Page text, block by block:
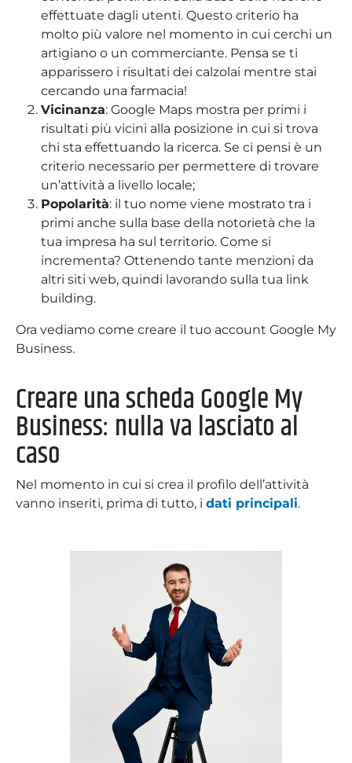
effettuate dagli utenti. Questo criterio ha
molto più valore nel momento in cui cerchi un
artigiano o un commerciante. Pensa se ti
apparissero i risultati dei calzolai mentre stai
cercando una farmacia!
Vicinanza: Google Maps mostra per primi i
risultati più vicini alla posizione in cui si trova
chi sta effettuando la ricerca. Se ci pensi è un
criterio necessario per permettere di trovare
un’attività a livello locale;
Popolarità: il tuo nome viene mostrato tra i
primi anche sulla base della notorietà che la
tua impresa ha sul territorio. Come si
incrementa? Ottenendo tante menzioni da
altri siti web, quindi lavorando sulla tua link
building.
Ora vediamo come creare il tuo account Google My
Business.
Creare una scheda Google My
Business: nulla va lasciato al
caso
Nel momento in cui si crea il profilo dell’attività
vanno inseriti, prima di tutto, i dati principali.